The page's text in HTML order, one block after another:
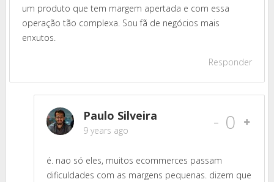
um produto que tem margem apertada e com essa
operação tão complexa. Sou fã de negócios mais
enxutos.
Responder
Paulo Silveira
9 years ago - 0
é. nao só eles, muitos ecommerces passam
dificuldades com as margens pequenas. dizem que